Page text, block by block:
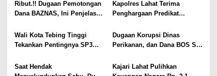
s
p
s
Ribut.!! Dugaan Pemotongan
Dana BAZNAS, Ini Penjelasan
Kapolres Lahat Terima
Penghargaan Predikat
Sumsel Tahun 2026
Wali Kota Tebing Tinggi
Tekankan Pentingnya SP3
Dugaan Korupsi Dinas
Perikanan, dan Dana BOS SD
Terus Dipertajam Kajari Lahat
Saat Hendak
Kajari Lahat Pulihkan